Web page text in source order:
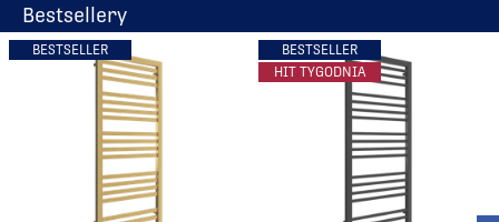
Bestsellery
BESTSELLER
BESTSELLER
HIT TYGODNIA